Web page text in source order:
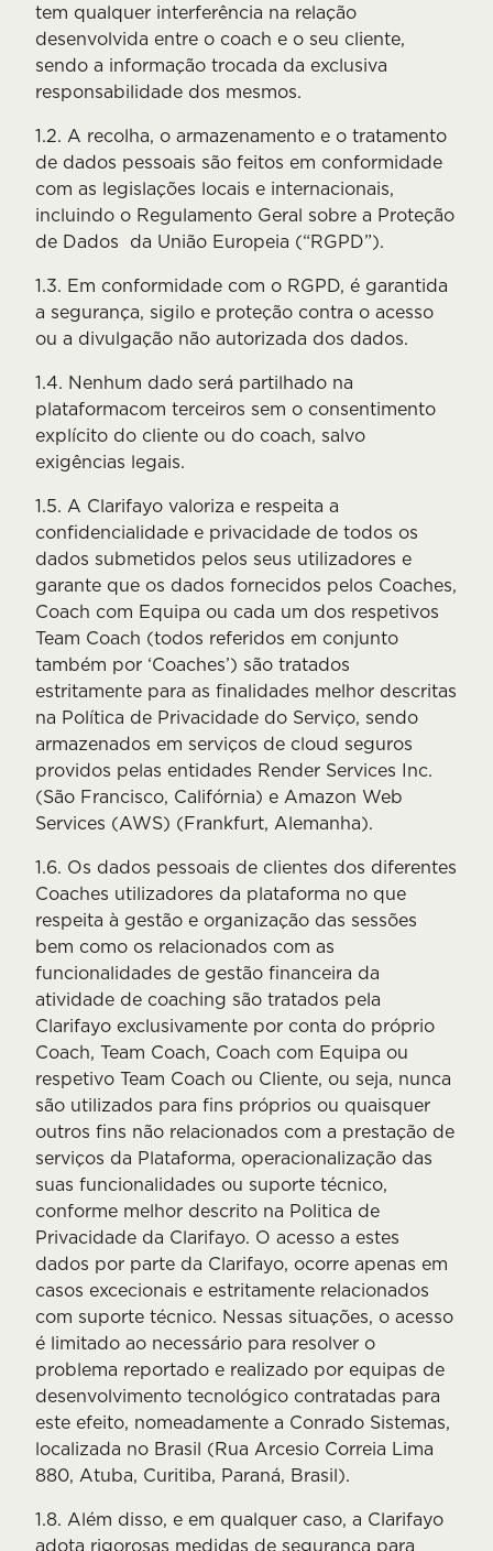
tem qualquer interferência na relação
desenvolvida entre o coach e o seu cliente,
sendo a informação trocada da exclusiva
responsabilidade dos mesmos.
1.2. A recolha, o armazenamento e o tratamento
de dados pessoais são feitos em conformidade
com as legislações locais e internacionais,
incluindo o Regulamento Geral sobre a Proteção
de Dados da União Europeia (“RGPD”).
1.3. Em conformidade com o RGPD, é garantida
a segurança, sigilo e proteção contra o acesso
ou a divulgação não autorizada dos dados.
1.4. Nenhum dado será partilhado na
plataformacom terceiros sem o consentimento
explícito do cliente ou do coach, salvo
exigências legais.
1.5. A Clarifayo valoriza e respeita a
confidencialidade e privacidade de todos os
dados submetidos pelos seus utilizadores e
garante que os dados fornecidos pelos Coaches,
Coach com Equipa ou cada um dos respetivos
Team Coach (todos referidos em conjunto
também por ‘Coaches’) são tratados
estritamente para as finalidades melhor descritas
na Política de Privacidade do Serviço, sendo
armazenados em serviços de cloud seguros
providos pelas entidades Render Services Inc.
(São Francisco, Califórnia) e Amazon Web
Services (AWS) (Frankfurt, Alemanha).
1.6. Os dados pessoais de clientes dos diferentes
Coaches utilizadores da plataforma no que
respeita à gestão e organização das sessões
bem como os relacionados com as
funcionalidades de gestão financeira da
atividade de coaching são tratados pela
Clarifayo exclusivamente por conta do próprio
Coach, Team Coach, Coach com Equipa ou
respetivo Team Coach ou Cliente, ou seja, nunca
são utilizados para fins próprios ou quaisquer
outros fins não relacionados com a prestação de
serviços da Plataforma, operacionalização das
suas funcionalidades ou suporte técnico,
conforme melhor descrito na Politica de
Privacidade da Clarifayo. O acesso a estes
dados por parte da Clarifayo, ocorre apenas em
casos excecionais e estritamente relacionados
com suporte técnico. Nessas situações, o acesso
é limitado ao necessário para resolver o
problema reportado e realizado por equipas de
desenvolvimento tecnológico contratadas para
este efeito, nomeadamente a Conrado Sistemas,
localizada no Brasil (Rua Arcesio Correia Lima
880, Atuba, Curitiba, Paraná, Brasil).
1.8. Além disso, e em qualquer caso, a Clarifayo
adota rigorosas medidas de segurança para